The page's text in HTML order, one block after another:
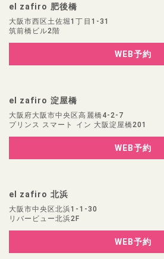
el zafiro 肥後橋
大阪市西区土佐堀1丁目1-31
筑前橋ビル2階
WEB予約
el zafiro 淀屋橋
大阪府大阪市中央区高麗橋4-2-7
プリンス スマート イン 大阪淀屋橋201
WEB予約
el zafiro 北浜
大阪市中央区北浜1-1-30
リバービュー北浜2F
WEB予約